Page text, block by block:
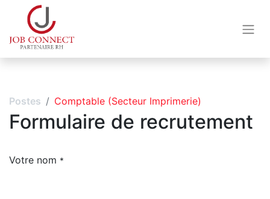
Postes Comptable (Secteur Imprimerie)
Formulaire de recrutement
Votre nom *